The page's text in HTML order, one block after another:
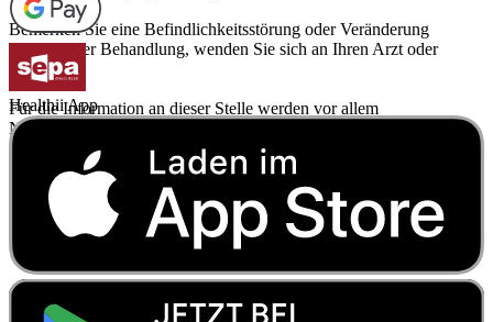
Bemerken Sie eine Befindlichkeitsstörung oder Veränderung
während der Behandlung, wenden Sie sich an Ihren Arzt oder
Apotheker.
Für die Information an dieser Stelle werden vor allem
Nebenwirkungen berücksichtigt, die bei mindestens einem von
1.000 behandelten Patienten auftreten.
Healthii App